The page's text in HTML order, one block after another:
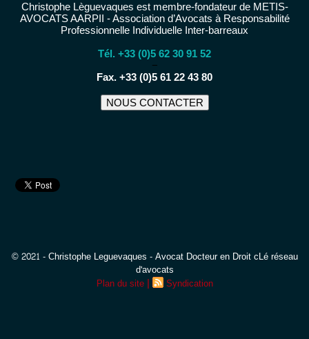
Christophe Lèguevaques est membre-fondateur de METIS-
AVOCATS AARPII - Association d’Avocats à Responsabilité
Professionnelle Individuelle Inter-barreaux
Tél. +33 (0)5 62 30 91 52
−
Fax. +33 (0)5 61 22 43 80
NOUS CONTACTER
© 2021 - Christophe Leguevaques - Avocat Docteur en Droit cLé réseau
d'avocats
Plan du site | Syndication